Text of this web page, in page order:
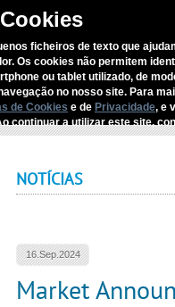
ficheiros de texto que
Os cookies não permitem
ou tablet utilizado, de
no nosso site. Para
de Cookies e de Privacidade, e
continuar a utilizar este site,
REDITUS
Home › Market Announcement
NOTÍCIAS
16.Sep.2024
Market